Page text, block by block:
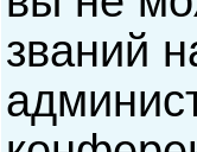
званий